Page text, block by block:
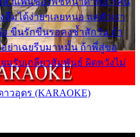
มได้ง่ายๆเลยหนอ แค่ตัวเรา
ขืนรักขืนรอคงช้ำสักวัน ถ้า
ย่าเฉยรีบมาหมั้น ถ้าพี่สู่ขอ
มรับเกลียวสัมพันธ์ ผิดหวังไม่
วอุดร (KARAOKE)